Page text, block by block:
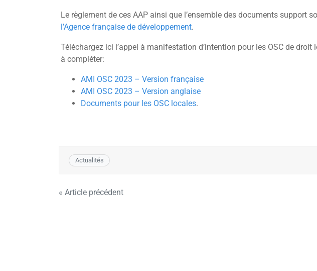
Le règlement de ces AAP ainsi que l’ensemble des documents support
l’Agence française de développement.
Téléchargez ici l’appel à manifestation d’intention pour les OSC de
à compléter:
AMI OSC 2023 – Version française
AMI OSC 2023 – Version anglaise
Documents pour les OSC locales.
Actualités
Navigation
« Article précédent